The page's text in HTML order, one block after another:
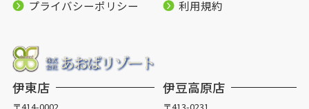
プライバシーポリシー
利用規約
伊東店 伊豆高原店